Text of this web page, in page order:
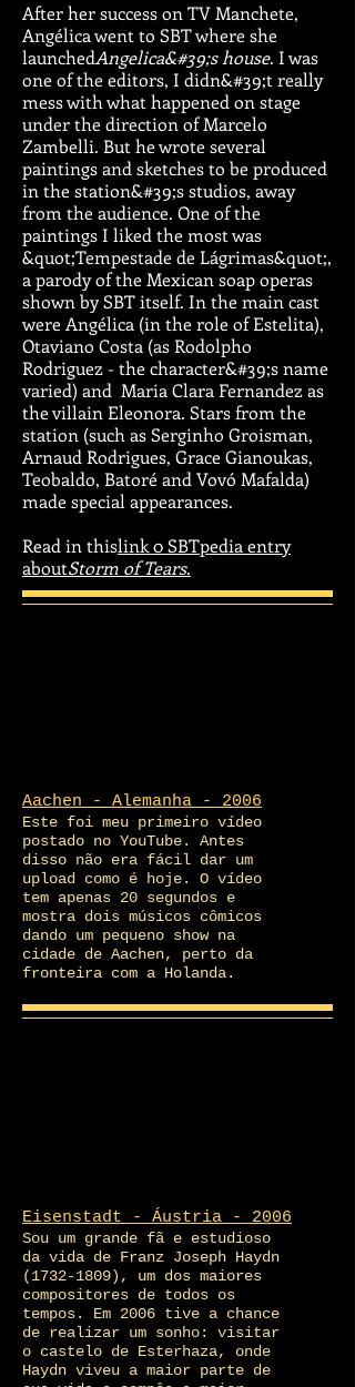
After her success on TV Manchete,
Angélica went to SBT where she
launchedAngelica&#39;s house. I was
one of the editors, I didn&#39;t really
mess with what happened on stage
under the direction of Marcelo
Zambelli. But he wrote several
paintings and sketches to be produced
in the station&#39;s studios, away
from the audience. One of the
paintings I liked the most was
&quot;Tempestade de Lágrimas&quot;,
a parody of the Mexican soap operas
shown by SBT itself. In the main cast
were Angélica (in the role of Estelita),
Otaviano Costa (as Rodolpho
Rodriguez - the character&#39;s name
varied) and Maria Clara Fernandez as
the villain Eleonora. Stars from the
station (such as Serginho Groisman,
Arnaud Rodrigues, Grace Gianoukas,
Teobaldo, Batoré and Vovó Mafalda)
made special appearances.
Read in thislink 0 SBTpedia entry
aboutStorm of Tears.
Aachen - Alemanha - 2006
Este foi meu primeiro vídeo
postado no YouTube. Antes
disso não era fácil dar um
upload como é hoje. O vídeo
tem apenas 20 segundos e
mostra dois músicos cômicos
dando um pequeno show na
cidade de Aachen, perto da
fronteira com a Holanda.
Eisenstadt - Áustria - 2006
Sou um grande fã e estudioso
da vida de Franz Joseph Haydn
(1732-1809) , um dos maiores
compositores de todos os
tempos. Em 2006 tive a chance
de realizar um sonho: visitar
o castelo de Esterhaza, onde
Haydn viveu a maior parte de